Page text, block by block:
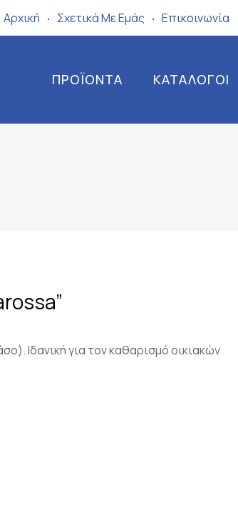
Αρχική Σχετικά Mε Eμάς Επικοινωνία
ΠΡΟΪΌΝΤΑ ΚΑΤΆΛΟΓΟΙ
Ιδανική για τον καθαρισμό οικιακών